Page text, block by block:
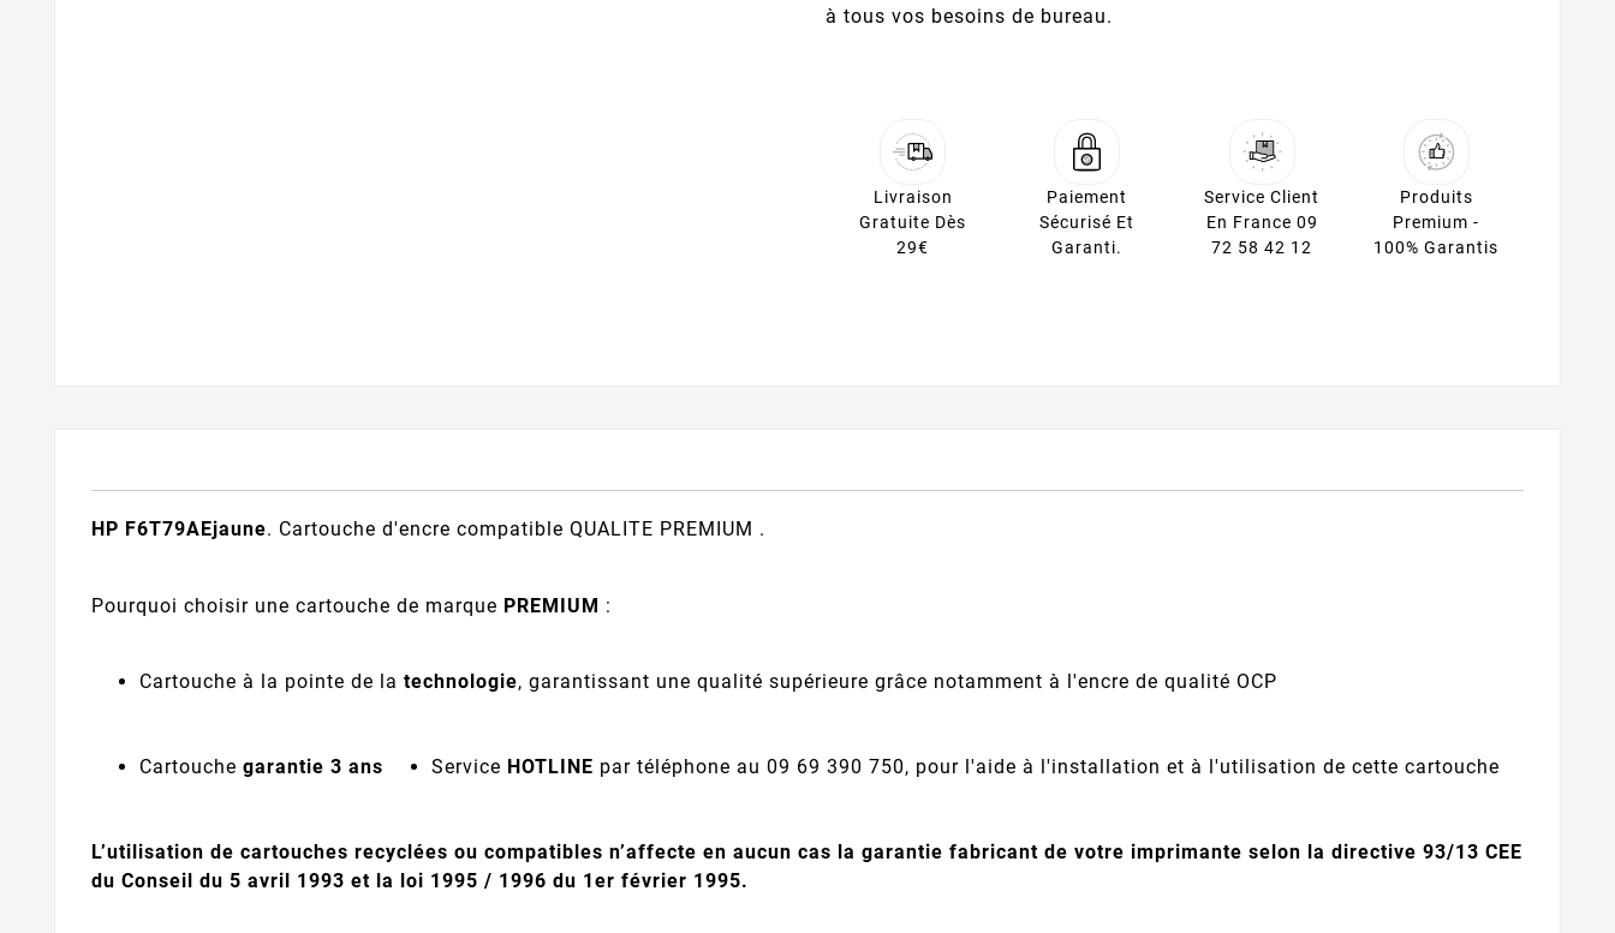
à tous vos besoins de bureau.
Livraison
Gratuite Dès
29€
Paiement
Sécurisé Et
Garanti.
Service Client
En France 09
72 58 42 12
Produits
Premium -
100% Garantis
HP F6T79AEjaune. Cartouche d'encre compatible QUALITE PREMIUM .
Pourquoi choisir une cartouche de marque PREMIUM :
Cartouche à la pointe de la technologie, garantissant une qualité supérieure grâce notamment à l'encre de qualité OCP
Cartouche garantie 3 ans Service HOTLINE par téléphone au 09 69 390 750, pour l'aide à l'installation et à l'utilisation de cette cartouche
L’utilisation de cartouches recyclées ou compatibles n’affecte en aucun cas la garantie fabricant de votre imprimante selon la directive 93/13 CEE
du Conseil du 5 avril 1993 et la loi 1995 / 1996 du 1er février 1995.